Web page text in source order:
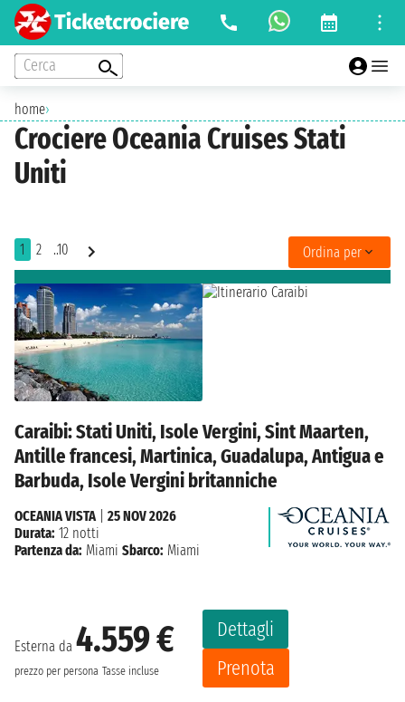
Cerca
home›
Crociere Oceania Cruises Stati
Uniti
1 2 ..10 Ordina per
Caraibi: Stati Uniti, Isole Vergini, Sint Maarten,
Antille francesi, Martinica, Guadalupa, Antigua e
Barbuda, Isole Vergini britanniche
Esterna da 4.559 €
prezzo per persona Tasse incluse
Dettagli
Prenota
OCEANIA VISTA
25 NOV 2026
Durata: 12 notti
Partenza da: Miami Sbarco: Miami